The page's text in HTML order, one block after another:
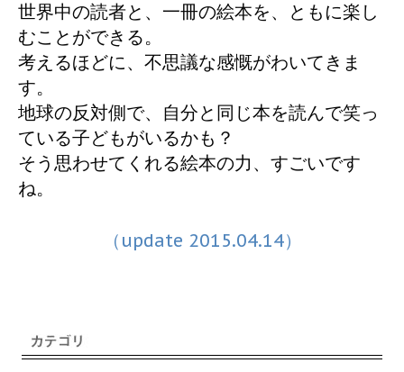
世界中の読者と、一冊の絵本を、ともに楽し
むことができる。
考えるほどに、不思議な感慨がわいてきま
す。
地球の反対側で、自分と同じ本を読んで笑っ
ている子どもがいるかも？
そう思わせてくれる絵本の力、すごいです
ね。
（update 2015.04.14）